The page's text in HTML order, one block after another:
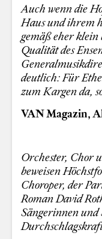
Auch wenn die
Haus und ihrem
gemäß eher klein
Qualität des
deutlich: Für
zum Kargen da,
VAN Magazin,
Orchester, Chor
beweisen
Choroper, der
Roman David
Sängerinnen